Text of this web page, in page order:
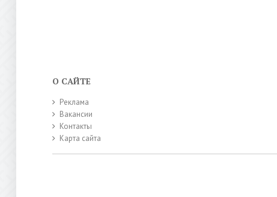
О САЙТЕ
Реклама
Вакансии
Контакты
Карта сайта